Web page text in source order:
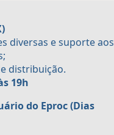
diversas e suporte aos
distribuição.
19h
do Eproc (Dias